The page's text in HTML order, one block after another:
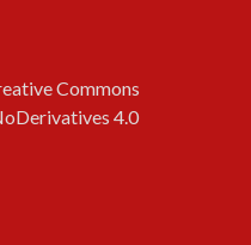
Commons
4.0